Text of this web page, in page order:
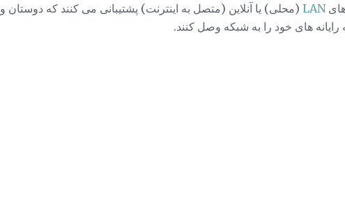
هایLAN (محلی) یا آنلاین (متصل به اینترنت) پشتیبانی می کنند که دوستان و
رایانه های خود را به شبکه وصل کنند.